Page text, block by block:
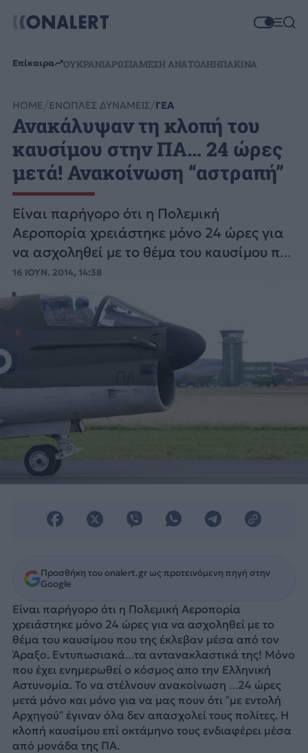
Επίκαιρα ΟΥΚΡΑΝΙΑΡΩΣΙΑΜΕΣΗ ΑΝΑΤΟΛΗΗΠΑΚΙΝΑ
HOME ΕΝΟΠΛΕΣ ΔΥΝΑΜΕΙΣ ΓΕΑ
Ανακάλυψαν τη κλοπή του
καυσίμου στην ΠΑ… 24 ώρες
μετά! Ανακοίνωση “αστραπή”
Είναι παρήγορο ότι η Πολεμική
Αεροπορία χρειάστηκε μόνο 24 ώρες για
να ασχοληθεί με το θέμα του καυσίμου που
της έκλεβαν μέσα από τον Άραξο.
16 ΙΟΥΝ. 2014, 14:38
Προσθήκη του onalert.gr ως προτεινόμενη πηγή στην
Google
Είναι παρήγορο ότι η Πολεμική Αεροπορία
χρειάστηκε μόνο 24 ώρες για να ασχοληθεί με το
θέμα του καυσίμου που της έκλεβαν μέσα από τον
Άραξο. Εντυπωσιακά…τα αντανακλαστικά της! Μόνο
που έχει ενημερωθεί ο κόσμος απο την Ελληνική
Αστυνομία. Το να στέλνουν ανακοίνωση …24 ώρες
μετά μόνο και μόνο για να μας πουν ότι “με εντολή
Αρχηγού” έγιναν όλα δεν απασχολεί τους πολίτες. Η
κλοπή καυσίμου επί οκτάμηνο τους ενδιαφέρει μέσα
από μονάδα της ΠΑ.